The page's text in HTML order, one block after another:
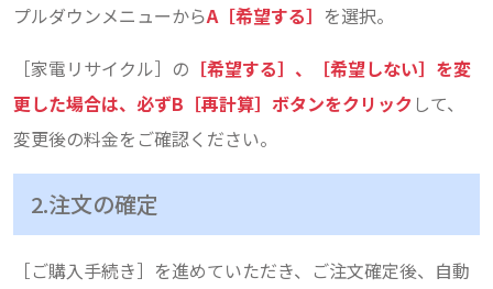
プルダウンメニューからA［希望する］ を選択。
［家電リサイクル］の ［希望する］、［希望しない］を変
更した場合は、必ずB［再計算］ボタンをクリック して、
変更後の料金をご確認ください。
2.注文の確定
［ご購入手続き］を進めていただき、ご注文確定後、自動